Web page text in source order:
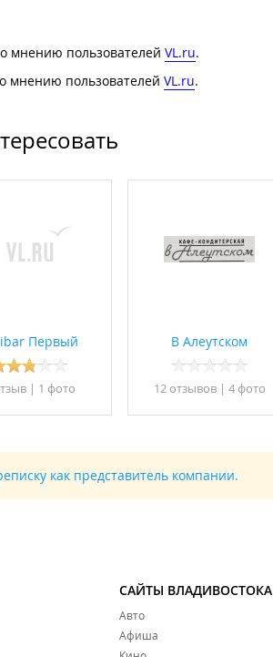
мнению пользователей VL.ru.
мнению пользователей VL.ru.
Первый
| 1 фото
В Алеутском
12 отзывов| 4 фото
как представитель компании.
САЙТЫ ВЛАДИВОСТОКА
Авто
Афиша